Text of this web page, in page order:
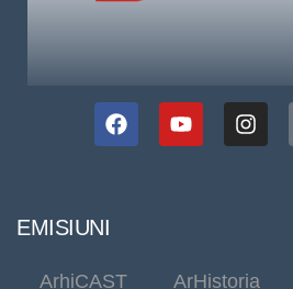
EMISIUNI
ArhiCAST
ArHistoria